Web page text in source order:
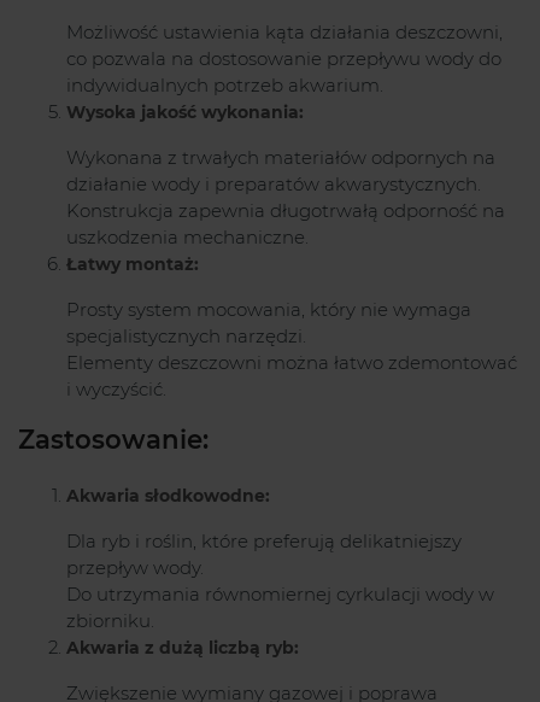
Możliwość ustawienia kąta działania deszczowni,
co pozwala na dostosowanie przepływu wody do
indywidualnych potrzeb akwarium.
Wysoka jakość wykonania:
Wykonana z trwałych materiałów odpornych na
działanie wody i preparatów akwarystycznych.
Konstrukcja zapewnia długotrwałą odporność na
uszkodzenia mechaniczne.
Łatwy montaż:
Prosty system mocowania, który nie wymaga
specjalistycznych narzędzi.
Elementy deszczowni można łatwo zdemontować
i wyczyścić.
Zastosowanie:
Akwaria słodkowodne:
Dla ryb i roślin, które preferują delikatniejszy
przepływ wody.
Do utrzymania równomiernej cyrkulacji wody w
zbiorniku.
Akwaria z dużą liczbą ryb:
Zwiększenie wymiany gazowej i poprawa